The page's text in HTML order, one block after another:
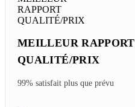
MEILLEUR RAPPORT
QUALITÉ/PRIX
99% satisfait plus que prévu